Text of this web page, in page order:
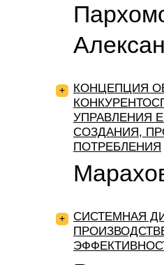
+
КОНЦЕПЦИЯ
УПРАВЛЕНИЯ
СОЗДАНИЯ,
ПОТРЕБЛЕНИЯ
+
СИСТЕМНАЯ